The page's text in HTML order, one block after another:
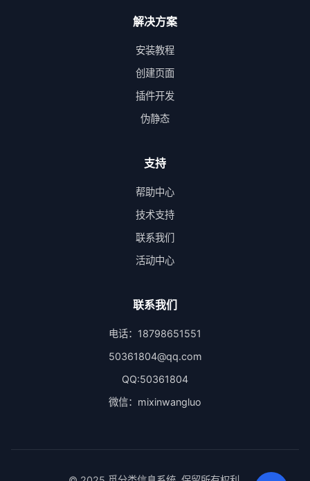
解决方案
安装教程
创建页面
插件开发
伪静态
支持
帮助中心
技术支持
联系我们
活动中心
联系我们
电话：18798651551
50361804@qq.com
QQ:50361804
微信：mixinwangluo